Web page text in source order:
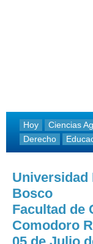
Hoy Ciencias
Derecho
Universidad
Bosco
Facultad de
Comodoro